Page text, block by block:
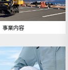
事業内容